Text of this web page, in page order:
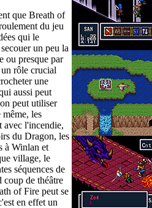
que Breath of
du jeu
qui le
un peu la
ou presque par
rôle crucial
une
aussi peut
peut utiliser
même, les
avec l'incendie,
du Dragon, les
à Winlan et
village, le
séquences de
coup de théâtre
of Fire peut se
en effet un